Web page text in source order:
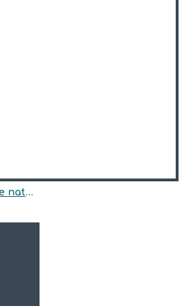
Ghete baieti din piele naturala model PARKER